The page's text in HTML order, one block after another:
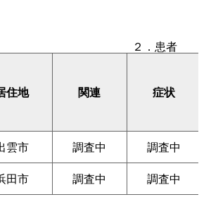
２．患者
住地 関連 症状
雲市 調査中
調査中
田市 調査中
調査中